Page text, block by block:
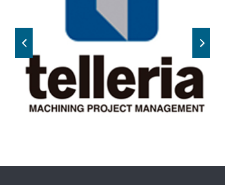
Previous Next